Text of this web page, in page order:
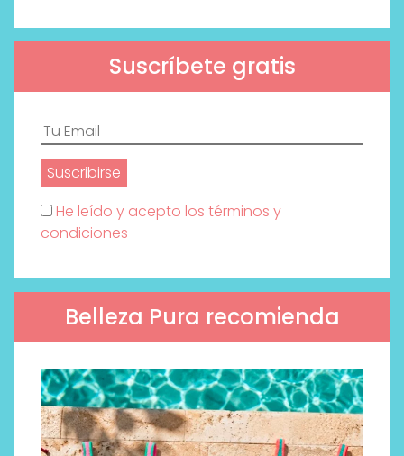
Suscríbete gratis
He leído y acepto los términos y
condiciones
Belleza Pura recomienda